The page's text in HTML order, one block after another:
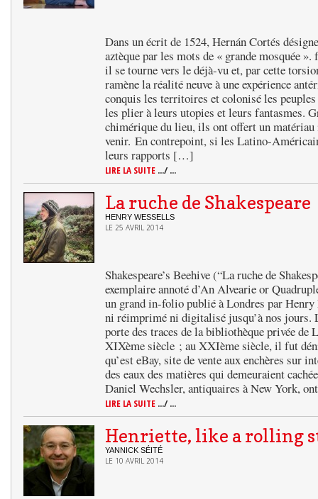
Dans un écrit de 1524, Hernán Cortés
aztèque par les mots de « grande mosquée
il se tourne vers le déjà-vu et, par cette
ramène la réalité neuve à une expérience
conquis les territoires et colonisé les
les plier à leurs utopies et leurs fantasmes.
chimérique du lieu, ils ont offert un matériau
venir. En contrepoint, si les Latino-
leurs rapports […]
LIRE LA SUITE .../ ...
La ruche de Shakespeare
HENRY WESSELLS
LE 25 AVRIL 2014
Shakespeare’s Beehive (“La ruche de
exemplaire annoté d’An Alvearie or
un grand in-folio publié à Londres par Henry
ni réimprimé ni digitalisé jusqu’à nos jours.
porte des traces de la bibliothèque privée de
XIXème siècle ; au XXIème siècle, il fut
qu’est eBay, site de vente aux enchères sur
des eaux des matières qui demeuraient
Daniel Wechsler, antiquaires à New York,
LIRE LA SUITE .../ ...
Henriette, like a rolling
YANNICK SÉITÉ
LE 10 AVRIL 2014